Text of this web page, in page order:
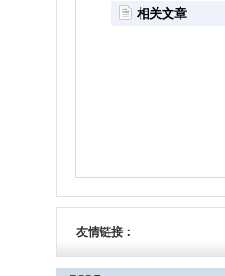
相关文章
友情链接：